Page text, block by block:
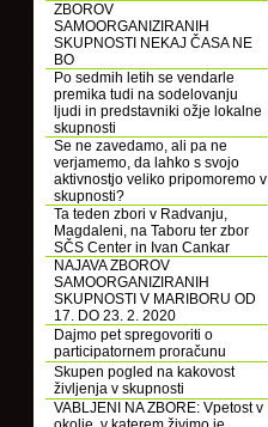
ZBOROV
SAMOORGANIZIRANIH
SKUPNOSTI NEKAJ ČASA NE
BO
Po sedmih letih se vendarle
premika tudi na sodelovanju
ljudi in predstavniki ožje lokalne
skupnosti
Se ne zavedamo, ali pa ne
verjamemo, da lahko s svojo
aktivnostjo veliko pripomoremo v
skupnosti?
Ta teden zbori v Radvanju,
Magdaleni, na Taboru ter zbor
SČS Center in Ivan Cankar
NAJAVA ZBOROV
SAMOORGANIZIRANIH
SKUPNOSTI V MARIBORU OD
17. DO 23. 2. 2020
Dajmo pet spregovoriti o
participatornem proračunu
Skupen pogled na kakovost
življenja v skupnosti
VABLJENI NA ZBORE: Vpetost v